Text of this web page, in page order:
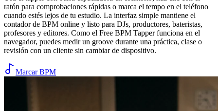
ratón para comprobaciones rápidas o marca el tempo en el teléfono
cuando estés lejos de tu estudio. La interfaz simple mantiene el
contador de BPM online y listo para DJs, productores, bateristas,
profesores y editores. Como el Free BPM Tapper funciona en el
navegador, puedes medir un groove durante una práctica, clase o
revisión con un cliente sin cambiar de dispositivo.
Marcar BPM